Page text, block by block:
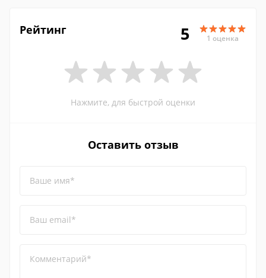
Рейтинг 5 1 оценка
Нажмите, для быстрой оценки
Оставить отзыв
Ваше имя*
Ваш email*
Комментарий*